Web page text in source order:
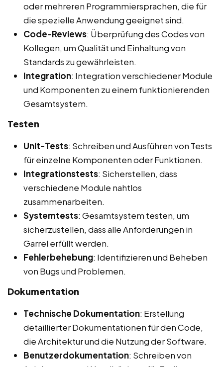
oder mehreren Programmiersprachen, die für
die spezielle Anwendung geeignet sind.
Code-Reviews: Überprüfung des Codes von
Kollegen, um Qualität und Einhaltung von
Standards zu gewährleisten.
Integration: Integration verschiedener Module
und Komponenten zu einem funktionierenden
Gesamtsystem.
Testen
Unit-Tests: Schreiben und Ausführen von Tests
für einzelne Komponenten oder Funktionen.
Integrationstests: Sicherstellen, dass
verschiedene Module nahtlos
zusammenarbeiten.
Systemtests: Gesamtsystem testen, um
sicherzustellen, dass alle Anforderungen in
Garrel erfüllt werden.
Fehlerbehebung: Identifizieren und Beheben
von Bugs und Problemen.
Dokumentation
Technische Dokumentation: Erstellung
detaillierter Dokumentationen für den Code,
die Architektur und die Nutzung der Software.
Benutzerdokumentation: Schreiben von